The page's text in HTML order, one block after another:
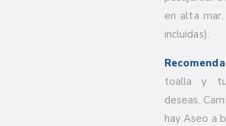
en alta
incluidas).
toalla y
deseas.
hay Aseo a